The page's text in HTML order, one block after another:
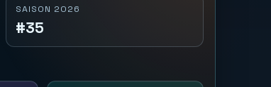
SAISON 2026
#35